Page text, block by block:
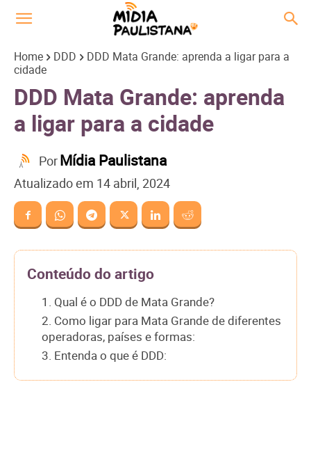
Home DDD
DDD Mata Grande: aprenda a ligar para a
cidade
DDD Mata Grande: aprenda
a ligar para a cidade
PorMídia Paulistana
Atualizado em 14 abril, 2024
Conteúdo do artigo
1. Qual é o DDD de Mata Grande?
2. Como ligar para Mata Grande de diferentes
operadoras, países e formas:
3. Entenda o que é DDD: